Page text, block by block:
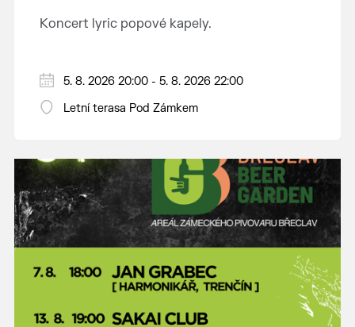
Koncert lyric popové kapely.
5. 8. 2026 20:00 - 5. 8. 2026 22:00
Letní terasa Pod Zámkem